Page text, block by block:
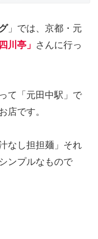
」では、京都・元
川亭」 さんに行っ
て「元田中駅」で
店です。
なし担担麺」それ
ンプルなもので